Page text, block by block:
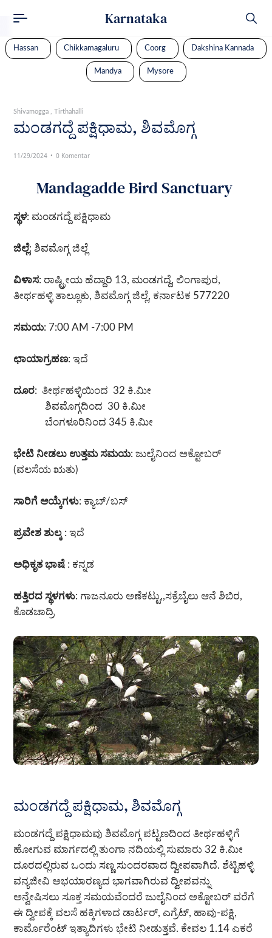
Karnataka
Hassan Chikkamagaluru Coorg Dakshina Kannada
Mandya Mysore
Shivamogga Tirthahalli
ಮಂಡಗದ್ದೆ ಪಕ್ಷಿಧಾಮ, ಶಿವಮೊಗ್ಗ
11/29/2024 0 Komentar
Mandagadde Bird Sanctuary
ಸ್ಥಳ: ಮಂಡಗದ್ದೆ ಪಕ್ಷಿಧಾಮ
ಜಿಲ್ಲೆ: ಶಿವಮೊಗ್ಗ ಜಿಲ್ಲೆ
ವಿಳಾಸ: ರಾಷ್ಟ್ರೀಯ ಹೆದ್ದಾರಿ 13, ಮಂಡಗದ್ದೆ, ಲಿಂಗಾಪುರ,
ತೀರ್ಥಹಳ್ಳಿ ತಾಲ್ಲೂಕು, ಶಿವಮೊಗ್ಗ ಜಿಲ್ಲೆ, ಕರ್ನಾಟಕ 577220
ಸಮಯ: 7:00 AM -7:00 PM
ಛಾಯಾಗ್ರಹಣ: ಇದೆ
ದೂರ: ತೀರ್ಥಹಳ್ಳಿಯಿಂದ 32 ಕಿ.ಮೀ
ಶಿವಮೊಗ್ಗದಿಂದ 30 ಕಿ.ಮೀ
ಬೆಂಗಳೂರಿನಿಂದ 345 ಕಿ.ಮೀ
ಭೇಟಿ ನೀಡಲು ಉತ್ತಮ ಸಮಯ: ಜುಲೈನಿಂದ ಅಕ್ಟೋಬರ್
(ವಲಸೆಯ ಋತು)
ಸಾರಿಗೆ ಆಯ್ಕೆಗಳು: ಕ್ಯಾಬ್/ಬಸ್
ಪ್ರವೇಶ ಶುಲ್ಕ : ಇದೆ
ಅಧಿಕೃತ ಭಾಷೆ : ಕನ್ನಡ
ಹತ್ತಿರದ ಸ್ಥಳಗಳು: ಗಾಜನೂರು ಅಣೆಕಟ್ಟು,,ಸಕ್ರೆಬೈಲು ಆನೆ ಶಿಬಿರ,
ಕೊಡಚಾದ್ರಿ
ಮಂಡಗದ್ದೆ ಪಕ್ಷಿಧಾಮ, ಶಿವಮೊಗ್ಗ
ಮಂಡಗದ್ದೆ ಪಕ್ಷಿಧಾಮವು ಶಿವಮೊಗ್ಗ ಪಟ್ಟಣದಿಂದ ತೀರ್ಥಹಳ್ಳಿಗೆ
ಹೋಗುವ ಮಾರ್ಗದಲ್ಲಿ ತುಂಗಾ ನದಿಯಲ್ಲಿ ಸುಮಾರು 32 ಕಿ.ಮೀ
ದೂರದಲ್ಲಿರುವ ಒಂದು ಸಣ್ಣ ಸುಂದರವಾದ ದ್ವೀಪವಾಗಿದೆ. ಶೆಟ್ಟಿಹಳ್ಳಿ
ವನ್ಯಜೀವಿ ಅಭಯಾರಣ್ಯದ ಭಾಗವಾಗಿರುವ ದ್ವೀಪವನ್ನು
ಅನ್ವೇಷಿಸಲು ಸೂಕ್ತ ಸಮಯವೆಂದರೆ ಜುಲೈನಿಂದ ಅಕ್ಟೋಬರ್ ವರೆಗೆ
ಈ ದ್ವೀಪಕ್ಕೆ ವಲಸೆ ಹಕ್ಕಿಗಳಾದ ಡಾರ್ಟರ್, ಎಗ್ರೆಟ್, ಹಾವು-ಪಕ್ಷಿ,
ಕಾರ್ಮೊರೆಂಟ್ ಇತ್ಯಾದಿಗಳು ಭೇಟಿ ನೀಡುತ್ತವೆ. ಕೇವಲ 1.14 ಎಕರೆ